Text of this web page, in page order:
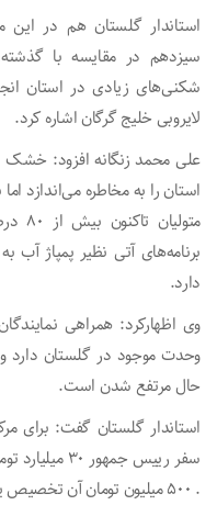
استاندار گلستان هم در
سیزدهم در مقایسه با
شکنی‌های زیادی در استان
لایروبی خلیج گرگان اشاره کرد.
علی محمد زنگانه افزود:
استان را به مخاطره می‌اندازد
برنامه‌های آتی نظیر پمپاژ آب
دارد.
وی اظهارکرد: همراهی
وحدت موجود در گلستان دارد
حال مرتفع شدن است.
استاندار گلستان گفت: برای
. ۵۰۰ میلیون تومان آن تخصیص یافته است.